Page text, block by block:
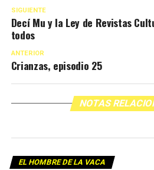
SIGUIENTE
Decí Mu y la Ley de Revistas
todos
ANTERIOR
Crianzas, episodio 25
NOTAS
EL HOMBRE DE LA VACA